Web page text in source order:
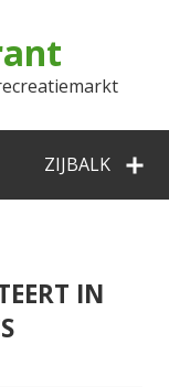
ZIJBALK
IN